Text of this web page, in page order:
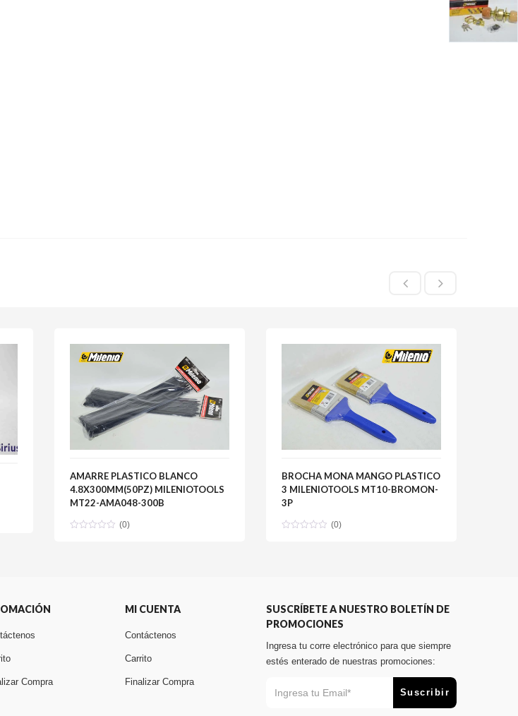
AMARRE PLASTICO BLANCO
4.8X300MM(50PZ) MILENIOTOOLS
MT22-AMA048-300B
(0)
BROCHA MONA MANGO PLASTICO
3 MILENIOTOOLS MT10-BROMON-
3P
(0)
Compra
MI CUENTA
Contáctenos
Carrito
Finalizar Compra
SUSCRÍBETE A NUESTRO BOLETÍN DE
PROMOCIONES
Ingresa tu corre electrónico para que siempre
estés enterado de nuestras promociones: